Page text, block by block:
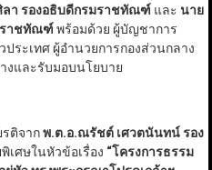
า รองอธิบดีกรมราชทัณฑ์ และ นาย
ราชทัณฑ์ พร้อมด้วย ผู้บัญชาการ
ระเทศ ผู้อำนวยการกองส่วนกลาง
และรับมอบนโยบาย
ติจากพ.ต.อ.ณรัชต์ เศวตนันทน์ รอง
เศษในหัวข้อเรื่อง “โครงการธรรม